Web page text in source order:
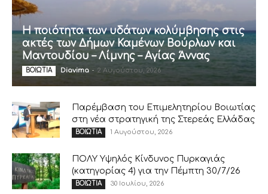
Η ποιότητα των υδάτων κολύμβησης στις
ακτές των Δήμων Καμένων Βούρλων και
Μαντουδίου – Λίμνης – Αγίας Άννας
ΒΟΙΩΤΙΑ Diavima - 2 Αυγούστου, 2026
Παρέμβαση του Επιμελητηρίου Βοιωτίας
στη νέα στρατηγική της Στερεάς Ελλάδας
ΒΟΙΩΤΙΑ 1 Αυγούστου, 2026
ΠΟΛΥ Υψηλός Κίνδυνος Πυρκαγιάς
(κατηγορίας 4) για την Πέμπτη 30/7/26
ΒΟΙΩΤΙΑ 30 Ιουλίου, 2026